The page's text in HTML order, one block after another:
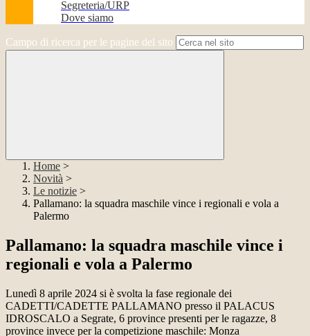
Segreteria/URP
Dove siamo
Campo di ricerca per le pagine del sito
Home >
Novità >
Le notizie >
Pallamano: la squadra maschile vince i regionali e vola a
Palermo
Pallamano: la squadra maschile vince i
regionali e vola a Palermo
Lunedì 8 aprile 2024 si è svolta la fase regionale dei
CADETTI/CADETTE PALLAMANO presso il PALACUS
IDROSCALO a Segrate, 6 province presenti per le ragazze, 8
province invece per la competizione maschile: Monza